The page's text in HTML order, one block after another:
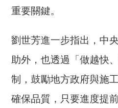
安
策
隱
私
保
重要關鍵。
劉世芳進一步指出，中
助外，也透過「做越快
制，鼓勵地方政府與施
確保品質，只要進度提